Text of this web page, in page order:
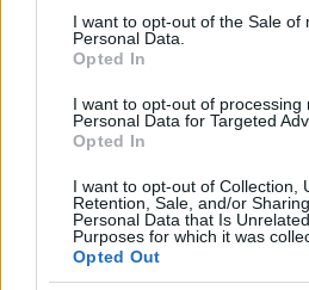
consent section.
I want to opt-out of the Sale of
Personal Data.
Opted In
I want to opt-out of processing
Personal Data for Targeted
Opted In
I want to opt-out of Collection,
Retention, Sale, and/or
Personal Data that Is
Purposes for which it was
Opted Out
Τοχρονογράφημα του
Λασκαράτου:
*Ο Ντίνος Λασκαράτος, είναι